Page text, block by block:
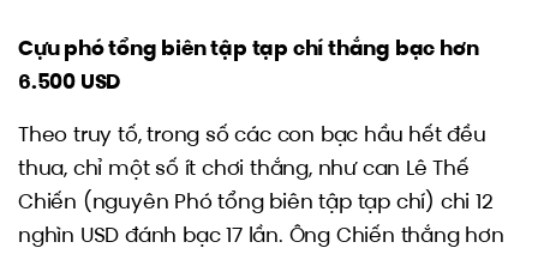
Cựu phó tổng biên tập tạp chí thắng bạc hơn
6.500 USD
Theo truy tố, trong số các con bạc hầu hết đều
thua, chỉ một số ít chơi thắng, như can Lê Thế
Chiến (nguyên Phó tổng biên tập tạp chí) chi 12
nghìn USD đánh bạc 17 lần. Ông Chiến thắng hơn